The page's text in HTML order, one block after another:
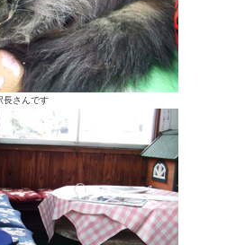
長さんです